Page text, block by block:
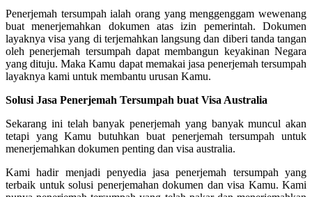
Penerjemah tersumpah ialah orang yang menggenggam wewenang
buat menerjemahkan dokumen atas izin pemerintah. Dokumen
layaknya visa yang di terjemahkan langsung dan diberi tanda tangan
oleh penerjemah tersumpah dapat membangun keyakinan Negara
yang dituju. Maka Kamu dapat memakai jasa penerjemah tersumpah
layaknya kami untuk membantu urusan Kamu.
Solusi Jasa Penerjemah Tersumpah buat Visa Australia
Sekarang ini telah banyak penerjemah yang banyak muncul akan
tetapi yang Kamu butuhkan buat penerjemah tersumpah untuk
menerjemahkan dokumen penting dan visa australia.
Kami hadir menjadi penyedia jasa penerjemah tersumpah yang
terbaik untuk solusi penerjemahan dokumen dan visa Kamu. Kami